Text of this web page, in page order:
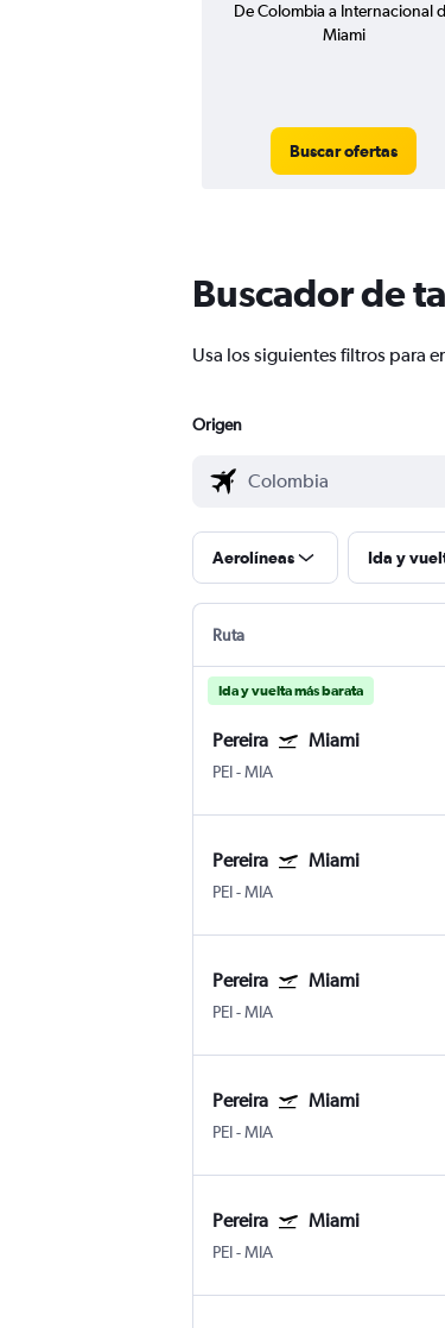
De Colombia a Internacional
Miami
Buscar ofertas
Buscador de
Usa los siguientes filtros para
Origen
Aerolíneas Ida y
Ruta
Ida y vuelta más barata
Pereira Miami
PEI-MIA
Pereira Miami
PEI-MIA
Pereira Miami
PEI-MIA
Pereira Miami
PEI-MIA
Pereira Miami
PEI-MIA